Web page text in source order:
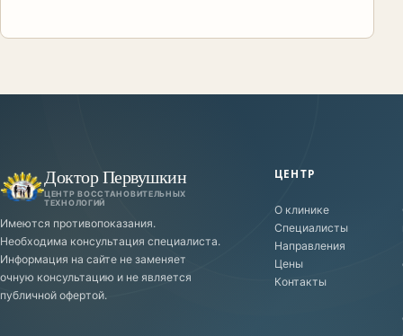
Доктор Первушкин
ЦЕНТР ВОССТАНОВИТЕЛЬНЫХ
ТЕХНОЛОГИЙ
Имеются противопоказания.
Необходима консультация специалиста.
Информация на сайте не заменяет
очную консультацию и не является
публичной офертой.
ЦЕНТР
О клинике
Специалисты
Направления
Цены
Контакты